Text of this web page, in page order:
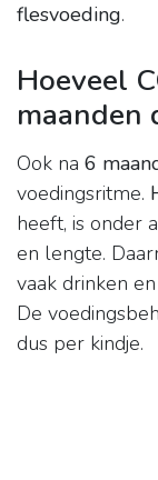
flesvoeding.
Hoeveel
maanden
Ook na 6
voedingsritme.
heeft, is onder
en lengte.
vaak drinken
De
dus per kindje.